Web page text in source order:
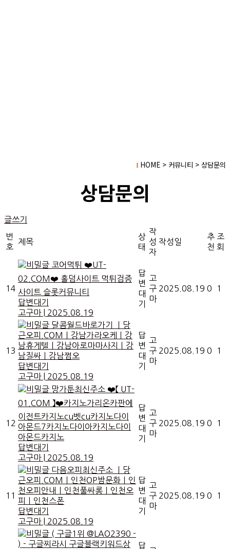
I HOME > 커뮤니티 > 상담문의
상담문의
글쓰기
번
호
제목
상
태
작
성
자
작성일
추
천
조
회
14
코어먹튀 ❤️UT-
02.COM❤️ 홀덤사이트 먹튀검증
사이트 슬롯커뮤니티
답변대기
고구마
2025.08.19
답
변
대
기
고
구
마
2025.08.19 0 1
13
달콤월드바로가기 ㅣ당
근오피.COMㅣ강남가라오케ㅣ강
남휴게텔ㅣ강남아로마마사지ㅣ강
남질싸ㅣ강남쩜오
답변대기
고구마
2025.08.19
답
변
대
기
고
구
마
2025.08.19 0 1
12
망가툰최신주소 ❤️【 UT-
01.COM 】❤️카지노가리온카판에
이전트카지노cu벳cu카지노다이
아몬드7카지노다이아카지노다이
아몬드카지노
답변대기
고구마
2025.08.19
답
변
대
기
고
구
마
2025.08.19 0 1
11
다음오피최신주소 ㅣ당
근오피.COMㅣ인천OP밤문화ㅣ인
천오피안내ㅣ인천풀싸롱ㅣ인천오
피ㅣ인천스폰
답변대기
고구마
2025.08.19
답
변
대
기
고
구
마
2025.08.19 0 1
( 구글1위 @LAO2390 -
) - 구글찌라시 구글블랙키워드상
답